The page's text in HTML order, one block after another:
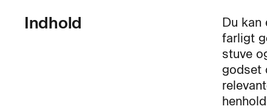
Indhold
Du kan
farligt
stuve
godset